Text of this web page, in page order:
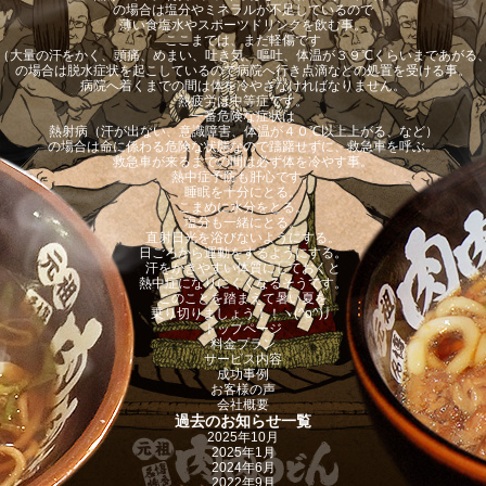
の場合は塩分やミネラルが不足しているので
薄い食塩水やスポーツドリンクを飲む事。
ここまでは、まだ軽傷です
大量の汗をかく、頭痛、めまい、吐き気、嘔吐、体温が３９℃くらいまであがる
の場合は脱水症状を起こしているので病院へ行き点滴などの処置を受ける事。
病院へ着くまでの間は体を冷やさなければなりません。
熱疲労は中等症です。
一番危険な症状は
熱射病（汗が出ない、意識障害、体温が４０℃以上上がる、など）
の場合は命に係わる危険な状態なので躊躇せずに、救急車を呼ぶ。
救急車が来るまでの間は必ず体を冷やす事。
熱中症予防も肝心です。
睡眠を十分にとる。
こまめに水分をとる。
塩分も一緒にとる。
直射日光を浴びないようにする。
日ごろから運動をするようにする。
汗をかきやすい体質にしておくと
熱中症になりにくくなるそうです。
このことを踏まえて暑い夏を
乗り切りましょう！！ヽ(^o^)丿
トップページ
料金プラン
サービス内容
成功事例
お客様の声
会社概要
過去のお知らせ一覧
2025年10月
2025年1月
2024年6月
2022年9月